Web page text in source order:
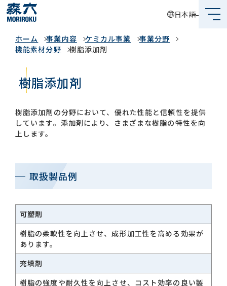
日本語
森六って何？
企業情報
事業内容
サステナビリティ
グローバルネットワーク
お問い合わせ一覧
ホーム 事業内容 ケミカル事業
事業分野
機能素材分野
樹脂添加剤
樹脂添加剤
樹脂添加剤の分野において、優れた性能と信頼性を提供
しています。添加剤により、さまざまな樹脂の特性を向
上します。
取扱製品例
可塑剤
樹脂の柔軟性を向上させ、成形加工性を高める効果が
あります。
充填剤
樹脂の強度や耐久性を向上させ、コスト効率の良い製